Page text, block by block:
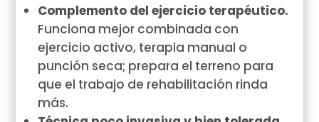
Complemento del ejercicio terapéutico.
Funciona mejor combinada con
ejercicio activo, terapia manual o
punción seca; prepara el terreno para
que el trabajo de rehabilitación rinda
más.